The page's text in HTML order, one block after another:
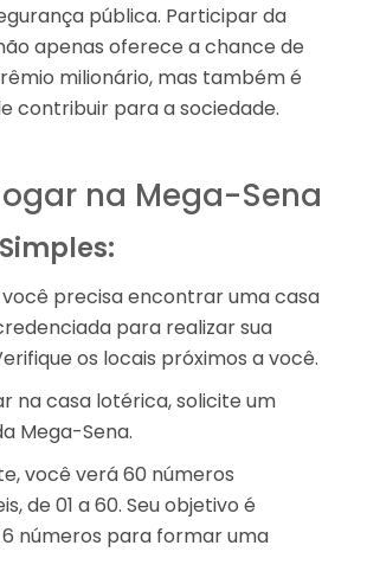
pública. Participar da
apenas oferece a chance de
milionário, mas também é
contribuir para a sociedade.
na Mega-Sena
você precisa encontrar uma casa
para realizar sua
os locais próximos a você.
na casa lotérica, solicite um
Mega-Sena.
você verá 60 números
de 01 a 60. Seu objetivo é
números para formar uma